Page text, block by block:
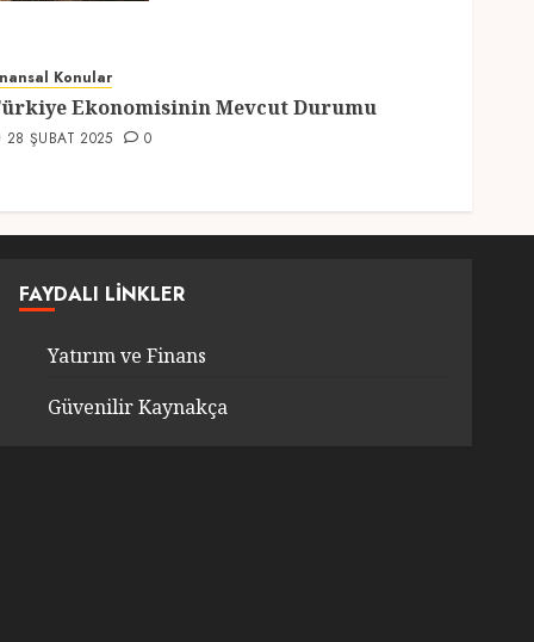
Konular
Ekonomisinin Mevcut Durumu
28 ŞUBAT 2025 0
FAYDALI LINKLER
Yatırım ve Finans
Güvenilir Kaynakça